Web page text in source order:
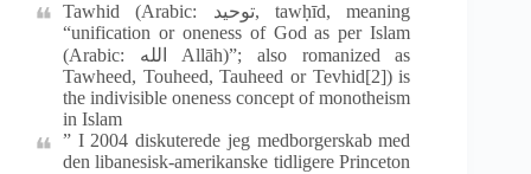
Tawhid (Arabic: توحيد‎, tawḥīd, meaning
“unification or oneness of God as per Islam
(Arabic: الله Allāh)”; also romanized as
Tawheed, Touheed, Tauheed or Tevhid[2]) is
the indivisible oneness concept of monotheism
in Islam
” I 2004 diskuterede jeg medborgerskab med
den libanesisk-amerikanske tidligere Princeton